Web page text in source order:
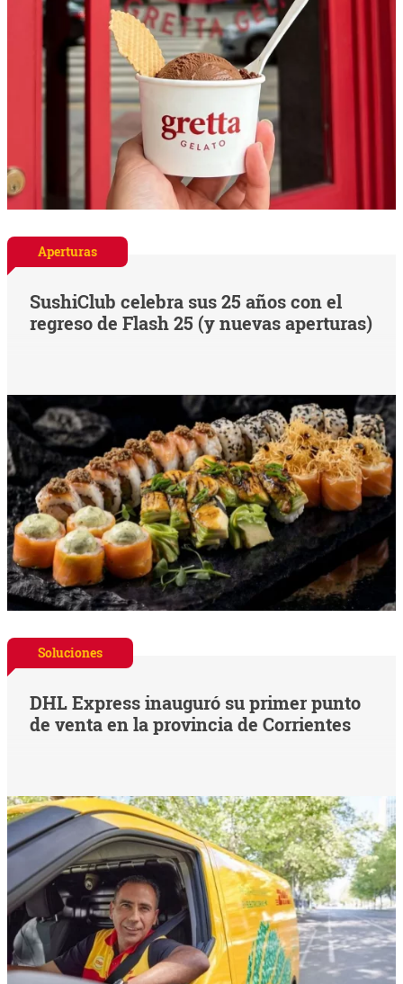
Aperturas
SushiClub celebra sus 25 años con el
regreso de Flash 25 (y nuevas aperturas)
Soluciones
DHL Express inauguró su primer punto
de venta en la provincia de Corrientes